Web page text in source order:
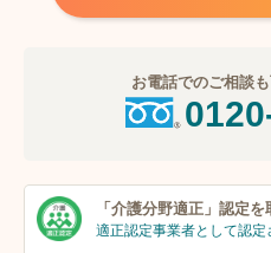
お電話でのご相談
「介護分野適正」 認定を
適正認定事業者として認定